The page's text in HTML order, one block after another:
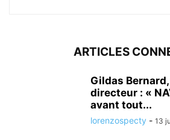
ARTICLES
Gildas
directeur : «
avant tout...
lorenzospecty - 13